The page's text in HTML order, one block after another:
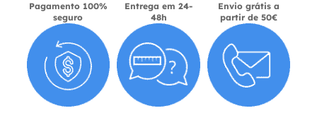
Pagamento 100%
seguro
Entrega em 24-
48h
Envio grátis a
partir de 50€